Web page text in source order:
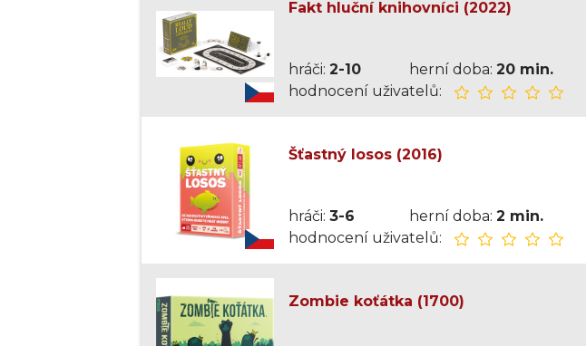
Fakt hluční knihovníci (2022)
hráči: 2-10 herní doba: 20 min.
hodnocení uživatelů:
Šťastný losos (2016)
hráči: 3-6 herní doba: 2 min.
hodnocení uživatelů:
Zombie koťátka (1700)